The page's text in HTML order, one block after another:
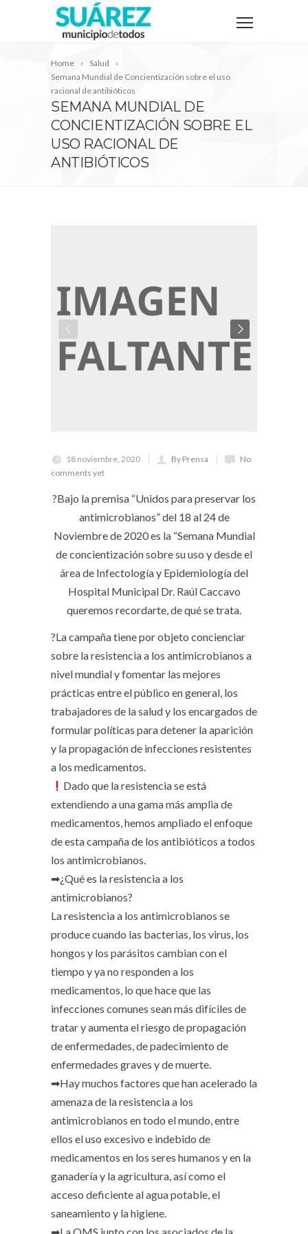
Home
Salud
Semana Mundial de Concientización sobre el uso
racional de antibióticos
SEMANA MUNDIAL DE
CONCIENTIZACIÓN SOBRE EL
USO RACIONAL DE
ANTIBIÓTICOS
18 noviembre, 2020 By Prensa
No
comments yet
?Bajo la premisa “Unidos para preservar los
antimicrobianos” del 18 al 24 de
Noviembre de 2020 es la “Semana Mundial
de concientización sobre su uso y desde el
área de Infectología y Epidemiología del
Hospital Municipal Dr. Raúl Caccavo
queremos recordarte, de qué se trata.
?La campaña tiene por objeto concienciar
sobre la resistencia a los antimicrobianos a
nivel mundial y fomentar las mejores
prácticas entre el público en general, los
trabajadores de la salud y los encargados de
formular políticas para detener la aparición
y la propagación de infecciones resistentes
a los medicamentos.
Dado que la resistencia se está
extendiendo a una gama más amplia de
medicamentos, hemos ampliado el enfoque
de esta campaña de los antibióticos a todos
los antimicrobianos.
➡¿Qué es la resistencia a los
antimicrobianos?
La resistencia a los antimicrobianos se
produce cuando las bacterias, los virus, los
hongos y los parásitos cambian con el
tiempo y ya no responden a los
medicamentos, lo que hace que las
infecciones comunes sean más difíciles de
tratar y aumenta el riesgo de propagación
de enfermedades, de padecimiento de
enfermedades graves y de muerte.
➡Hay muchos factores que han acelerado la
amenaza de la resistencia a los
antimicrobianos en todo el mundo, entre
ellos el uso excesivo e indebido de
medicamentos en los seres humanos y en la
ganadería y la agricultura, así como el
acceso deficiente al agua potable, el
saneamiento y la higiene.